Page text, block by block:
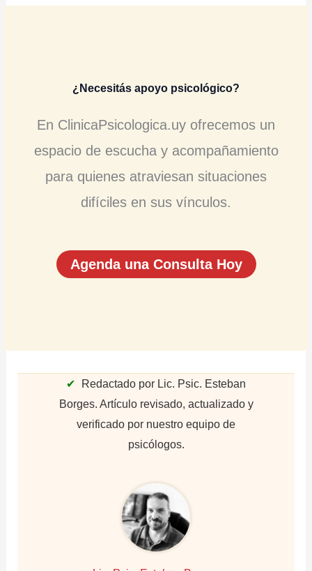
¿Necesitás apoyo psicológico?
En ClinicaPsicologica.uy ofrecemos un
espacio de escucha y acompañamiento
para quienes atraviesan situaciones
difíciles en sus vínculos.
Agenda una Consulta Hoy